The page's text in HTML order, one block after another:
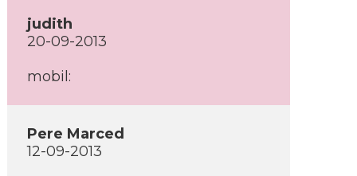
judith
20-09-2013
mobil:
Pere Marced
12-09-2013